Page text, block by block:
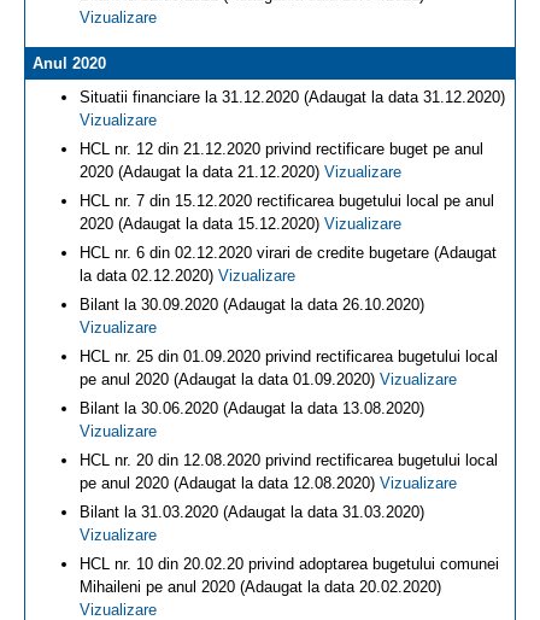
Vizualizare
Anul 2020
Situatii financiare la 31.12.2020 (Adaugat la data 31.12.2020)
Vizualizare
HCL nr. 12 din 21.12.2020 privind rectificare buget pe anul
2020 (Adaugat la data 21.12.2020) Vizualizare
HCL nr. 7 din 15.12.2020 rectificarea bugetului local pe anul
2020 (Adaugat la data 15.12.2020) Vizualizare
HCL nr. 6 din 02.12.2020 virari de credite bugetare (Adaugat
la data 02.12.2020) Vizualizare
Bilant la 30.09.2020 (Adaugat la data 26.10.2020)
Vizualizare
HCL nr. 25 din 01.09.2020 privind rectificarea bugetului local
pe anul 2020 (Adaugat la data 01.09.2020) Vizualizare
Bilant la 30.06.2020 (Adaugat la data 13.08.2020)
Vizualizare
HCL nr. 20 din 12.08.2020 privind rectificarea bugetului local
pe anul 2020 (Adaugat la data 12.08.2020) Vizualizare
Bilant la 31.03.2020 (Adaugat la data 31.03.2020)
Vizualizare
HCL nr. 10 din 20.02.20 privind adoptarea bugetului comunei
Mihaileni pe anul 2020 (Adaugat la data 20.02.2020)
Vizualizare